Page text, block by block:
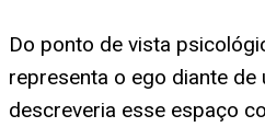
Do ponto de vista
representa o ego diante de
descreveria esse espaço